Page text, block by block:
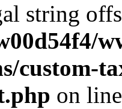
string
custom-
on